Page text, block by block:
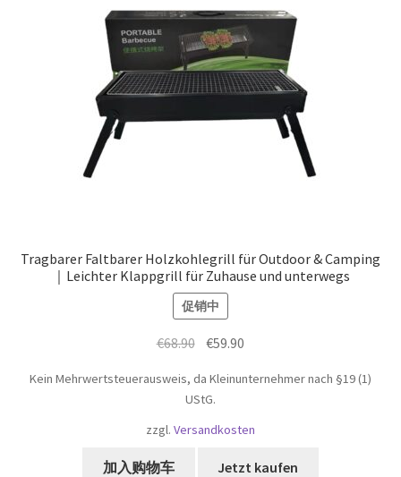
Tragbarer Faltbarer Holzkohlegrill für Outdoor & Camping
｜Leichter Klappgrill für Zuhause und unterwegs
促销中
€68.90 原
为：
€68.90。
€59.90
价
为：
Kein Mehrwertsteuerausweis, da Kleinunternehmer nach §19 (1)
UStG.
zzgl. Versandkosten
加入购物车 Jetzt kaufen